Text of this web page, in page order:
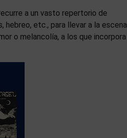
a un vasto repertorio de
hebreo, etc., para llevar a la escena
o melancolía, a los que incorpora